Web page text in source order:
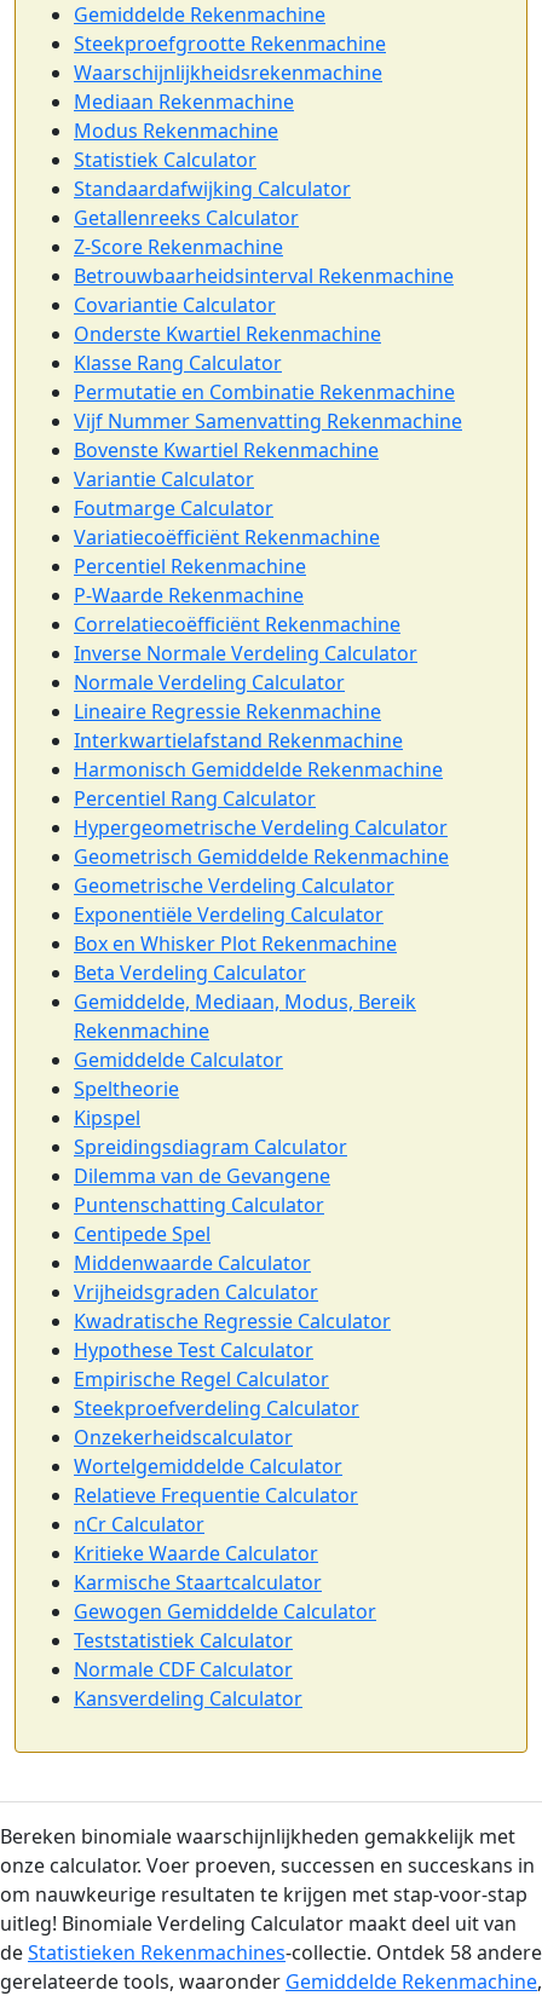
Gemiddelde Rekenmachine
Steekproefgrootte Rekenmachine
Waarschijnlijkheidsrekenmachine
Mediaan Rekenmachine
Modus Rekenmachine
Statistiek Calculator
Standaardafwijking Calculator
Getallenreeks Calculator
Z-Score Rekenmachine
Betrouwbaarheidsinterval Rekenmachine
Covariantie Calculator
Onderste Kwartiel Rekenmachine
Klasse Rang Calculator
Permutatie en Combinatie Rekenmachine
Vijf Nummer Samenvatting Rekenmachine
Bovenste Kwartiel Rekenmachine
Variantie Calculator
Foutmarge Calculator
Variatiecoëfficiënt Rekenmachine
Percentiel Rekenmachine
P-Waarde Rekenmachine
Correlatiecoëfficiënt Rekenmachine
Inverse Normale Verdeling Calculator
Normale Verdeling Calculator
Lineaire Regressie Rekenmachine
Interkwartielafstand Rekenmachine
Harmonisch Gemiddelde Rekenmachine
Percentiel Rang Calculator
Hypergeometrische Verdeling Calculator
Geometrisch Gemiddelde Rekenmachine
Geometrische Verdeling Calculator
Exponentiële Verdeling Calculator
Box en Whisker Plot Rekenmachine
Beta Verdeling Calculator
Gemiddelde, Mediaan, Modus, Bereik
Rekenmachine
Gemiddelde Calculator
Speltheorie
Kipspel
Spreidingsdiagram Calculator
Dilemma van de Gevangene
Puntenschatting Calculator
Centipede Spel
Middenwaarde Calculator
Vrijheidsgraden Calculator
Kwadratische Regressie Calculator
Hypothese Test Calculator
Empirische Regel Calculator
Steekproefverdeling Calculator
Onzekerheidscalculator
Wortelgemiddelde Calculator
Relatieve Frequentie Calculator
nCr Calculator
Kritieke Waarde Calculator
Karmische Staartcalculator
Gewogen Gemiddelde Calculator
Teststatistiek Calculator
Normale CDF Calculator
Kansverdeling Calculator
Bereken binomiale waarschijnlijkheden gemakkelijk met
onze calculator. Voer proeven, successen en succeskans in
om nauwkeurige resultaten te krijgen met stap-voor-stap
uitleg! Binomiale Verdeling Calculator maakt deel uit van
deStatistieken Rekenmachines-collectie. Ontdek 58 andere
gerelateerde tools, waaronder Gemiddelde Rekenmachine,